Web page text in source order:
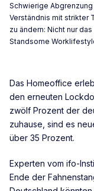
Schwierige
Verständnis mit strikter
zu ändern: Nicht nur
Standsome
Das Homeoffice
den erneuten
zwölf Prozent der
zuhause, sind es
über 35 Prozent.
Experten vom ifo-
Ende der